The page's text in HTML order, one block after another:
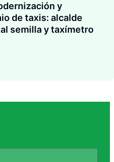
y
de taxis: alcalde
semilla y taxímetro